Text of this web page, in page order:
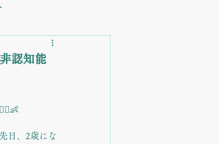
認知能
日、2歳にな